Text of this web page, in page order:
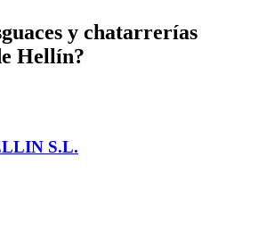
y chatarrerías
Hellín?
S.L.